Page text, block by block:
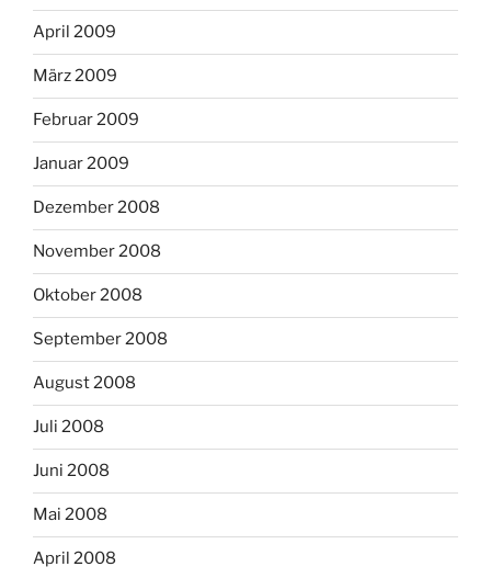
April 2009
März 2009
Februar 2009
Januar 2009
Dezember 2008
November 2008
Oktober 2008
September 2008
August 2008
Juli 2008
Juni 2008
Mai 2008
April 2008